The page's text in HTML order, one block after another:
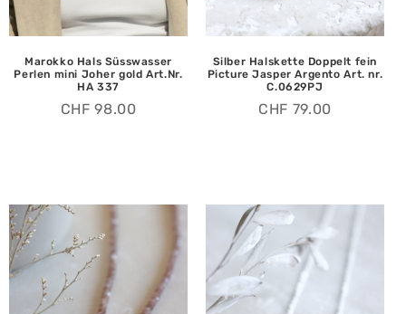
Marokko Hals Süsswasser
Perlen mini Joher gold Art.Nr.
HA 337
CHF 98.00
Silber Halskette Doppelt fein
Picture Jasper Argento Art. nr.
C.0629PJ
CHF 79.00